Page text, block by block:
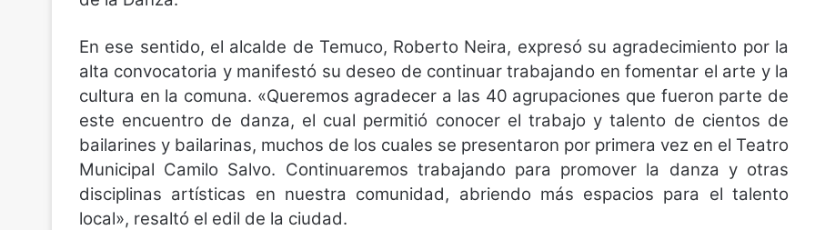
En ese sentido, el alcalde de Temuco, Roberto Neira, expresó su agradecimiento por la
alta convocatoria y manifestó su deseo de continuar trabajando en fomentar el arte y la
cultura en la comuna. «Queremos agradecer a las 40 agrupaciones que fueron parte de
este encuentro de danza, el cual permitió conocer el trabajo y talento de cientos de
bailarines y bailarinas, muchos de los cuales se presentaron por primera vez en el Teatro
Municipal Camilo Salvo. Continuaremos trabajando para promover la danza y otras
disciplinas artísticas en nuestra comunidad, abriendo más espacios para el talento
local», resaltó el edil de la ciudad.